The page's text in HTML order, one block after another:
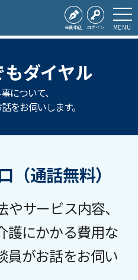
MENU
会員申込 ログイン
ダイヤル
について、
をお伺いします。
（通話無料）
サービス内容、
護にかかる費用な
員がお話をお伺い